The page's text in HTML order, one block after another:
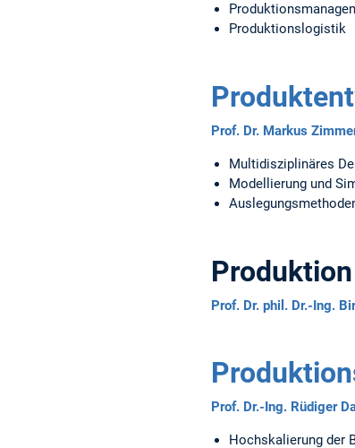
Produktionslogistik
Prof. Dr. Markus
Multidisziplinäres
Modellierung und
Prof. Dr. phil. Dr.-Ing.
Prof. Dr.-Ing. Rüdiger
Hochskalierung der